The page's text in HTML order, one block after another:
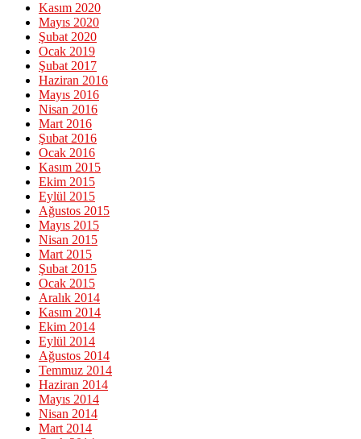
Kasım 2020
Mayıs 2020
Şubat 2020
Ocak 2019
Şubat 2017
Haziran 2016
Mayıs 2016
Nisan 2016
Mart 2016
Şubat 2016
Ocak 2016
Kasım 2015
Ekim 2015
Eylül 2015
Ağustos 2015
Mayıs 2015
Nisan 2015
Mart 2015
Şubat 2015
Ocak 2015
Aralık 2014
Kasım 2014
Ekim 2014
Eylül 2014
Ağustos 2014
Temmuz 2014
Haziran 2014
Mayıs 2014
Nisan 2014
Mart 2014